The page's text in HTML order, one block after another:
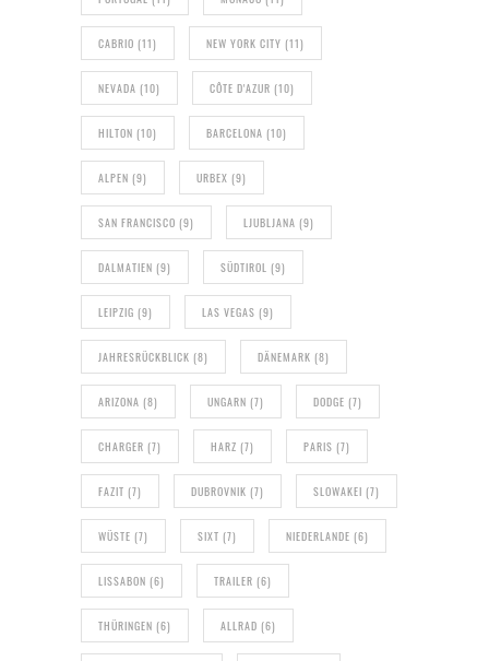
CABRIO (11) NEW YORK CITY (11)
NEVADA (10) CÔTE D'AZUR (10)
HILTON (10) BARCELONA (10)
ALPEN (9) URBEX (9)
SAN FRANCISCO (9) LJUBLJANA (9)
DALMATIEN (9) SÜDTIROL (9)
LEIPZIG (9) LAS VEGAS (9)
JAHRESRÜCKBLICK (8) DÄNEMARK (8)
ARIZONA (8) UNGARN (7) DODGE (7)
CHARGER (7) HARZ (7) PARIS (7)
FAZIT (7) DUBROVNIK (7) SLOWAKEI (7)
WÜSTE (7) SIXT (7) NIEDERLANDE (6)
LISSABON (6) TRAILER (6)
THÜRINGEN (6) ALLRAD (6)